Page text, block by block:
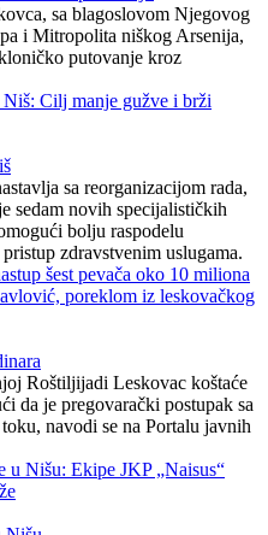
sa blagoslovom Njegovog
i Mitropolita niškog Arsenija,
putovanje kroz
sa reorganizacijom rada,
sedam novih specijalističkih
bolju raspodelu
zdravstvenim uslugama.
Roštiljijadi Leskovac koštaće
da je pregovarački postupak sa
navodi se na Portalu javnih